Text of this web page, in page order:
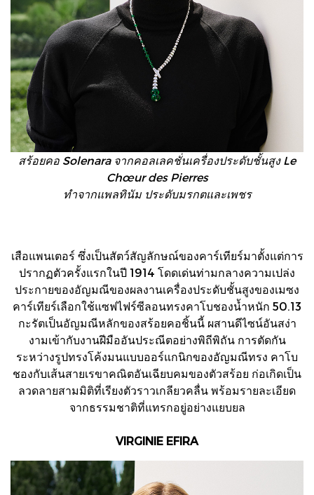
สร้อยคอ Solenara จากคอลเลคชั่นเครื่องประดับชั้นสูง Le
Chœur des Pierres
ทำจากแพลทินัม ประดับมรกตและเพชร
เสือแพนเตอร์ ซึ่งเป็นสัตว์สัญลักษณ์ของคาร์เทียร์มาตั้งแต่การ
ปรากฏตัวครั้งแรกในปี 1914 โดดเด่นท่ามกลางความเปล่ง
ประกายของอัญมณีของผลงานเครื่องประดับชั้นสูงของเมซง
คาร์เทียร์เลือกใช้แซฟไฟร์ซีลอนทรงคาโบชองน้ำหนัก 50.13
กะรัตเป็นอัญมณีหลักของสร้อยคอชิ้นนี้ ผสานดีไซน์อันสง่า
งามเข้ากับงานฝีมืออันประณีตอย่างพิถีพิถัน การตัดกัน
ระหว่างรูปทรงโค้งมนแบบออร์แกนิกของอัญมณีทรง คาโบ
ชองกับเส้นสายเรขาคณิตอันเฉียบคมของตัวสร้อย ก่อเกิดเป็น
ลวดลายสามมิติที่เรียงตัวราวเกลียวคลื่น พร้อมรายละเอียด
จากธรรมชาติที่แทรกอยู่อย่างแยบยล
VIRGINIE EFIRA